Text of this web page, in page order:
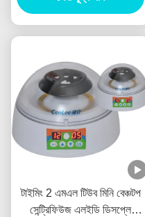
টাইমিং 2 এমএল টিউব মিনি বেঞ্চটপ
সেন্ট্রিফিউজ এলইডি ডিসপ্লে